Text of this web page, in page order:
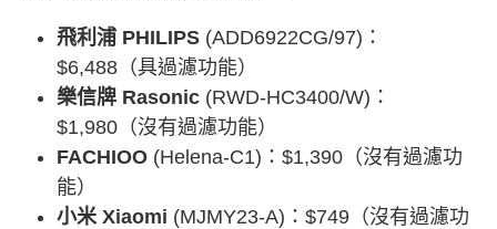
飛利浦 PHILIPS (ADD6922CG/97)：
$6,488（具過濾功能）
樂信牌 Rasonic (RWD-HC3400/W)：
$1,980（沒有過濾功能）
FACHIOO (Helena-C1)：$1,390（沒有過濾功
能）
小米 Xiaomi (MJMY23-A)：$749（沒有過濾功